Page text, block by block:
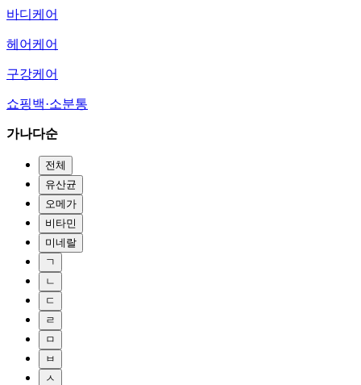
바디케어
헤어케어
구강케어
쇼핑백·소분통
가나다순
전체
유산균
오메가
비타민
미네랄
ㄱ
ㄴ
ㄷ
ㄹ
ㅁ
ㅂ
ㅅ